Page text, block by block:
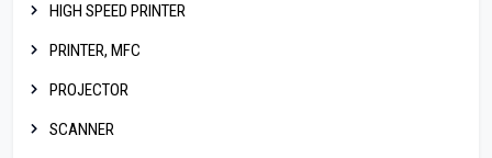
HIGH SPEED PRINTER
PRINTER, MFC
PROJECTOR
SCANNER